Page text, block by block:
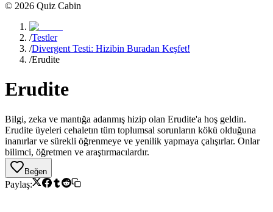
© 2026 Quiz Cabin
/Testler
/Divergent Testi: Hizibin Buradan Keşfet!
/Erudite
Erudite
Bilgi, zeka ve mantığa adanmış hizip olan Erudite'a hoş geldin.
Erudite üyeleri cehaletın tüm toplumsal sorunların kökü olduğuna
inanırlar ve sürekli öğrenmeye ve yenilik yapmaya çalışırlar. Onlar
bilimci, öğretmen ve araştırmacılardır.
Beğen
Paylaş: